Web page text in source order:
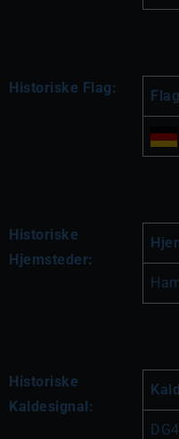
Historiske Flag:
Historiske
Hjemsteder:
Historiske
Kaldesignal: